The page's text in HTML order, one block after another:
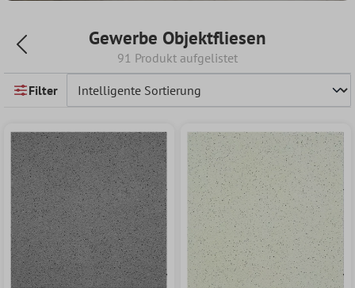
Gewerbe Objektfliesen
91 Produkt aufgelistet
Filter